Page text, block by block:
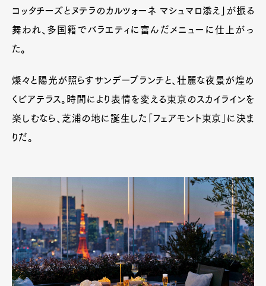
コッタチーズとヌテラのカルツォーネ マシュマロ添え」が振る
舞われ、多国籍でバラエティに富んだメニューに仕上がっ
た。
燦々と陽光が照らすサンデーブランチと、壮麗な夜景が煌め
くビアテラス。時間により表情を変える東京のスカイラインを
楽しむなら、芝浦の地に誕生した「フェアモント東京」に決ま
りだ。